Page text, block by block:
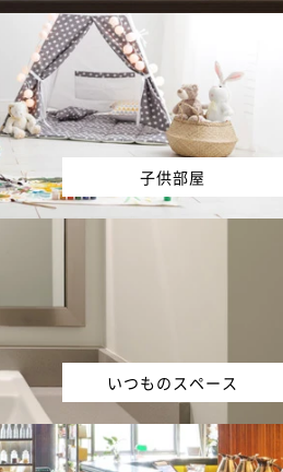
子供部屋
いつものスペース